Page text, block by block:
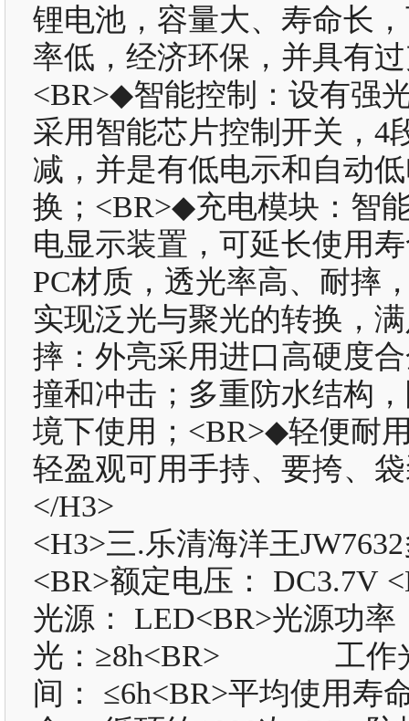
锂电池，容量大、寿命长
率低，经济环保，并具有
<BR>◆智能控制：设有强
采用智能芯片控制开关，4
减，并是有低电示和自动
换；<BR>◆充电模块：智
电显示装置，可延长使用
PC材质，透光率高、耐摔
实现泛光与聚光的转换，
摔：外亮采用进口高硬度
撞和冲击；多重防水结构
境下使用；<BR>◆轻便耐
轻盈观可用手持、要挎、
</H3>
<H3>三.乐清海洋王
<BR>额定电压： DC3.7V
光源： LED<BR>光源功
光：≥8h<BR> 工作光
间： ≤6h<BR>平均使用寿